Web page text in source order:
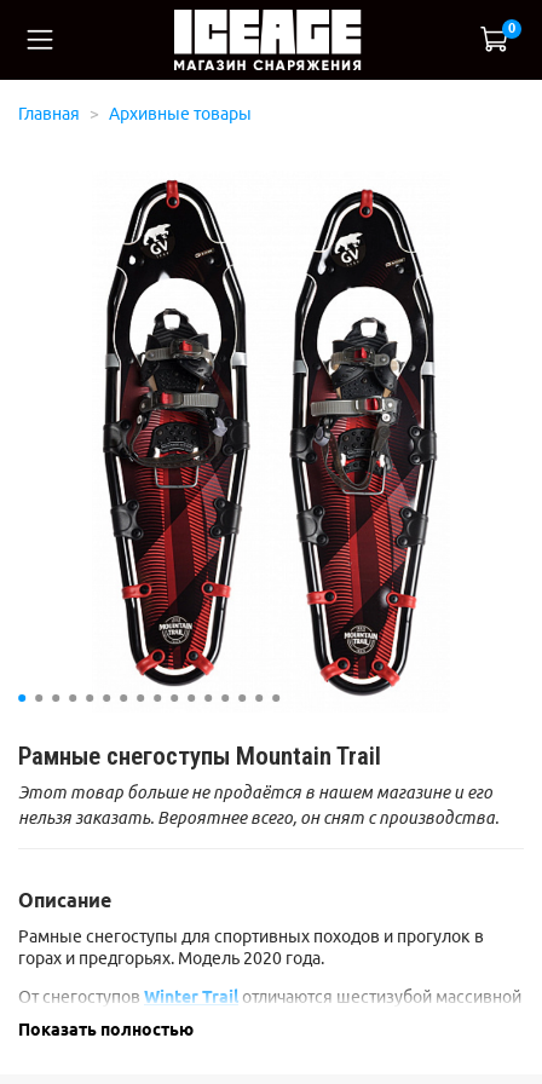
0
Главная Архивные товары
Рамные снегоступы Mountain Trail
Этот товар больше не продаётся в нашем магазине и его
нельзя заказать. Вероятнее всего, он снят с производства.
Описание
Рамные снегоступы для спортивных походов и прогулок в
горах и предгорьях. Модель 2020 года.
От снегоступов Winter Trail отличаются шестизубой массивной
ботинка (чтобы нога не съезжала вперед на затяжных спусках).
Показать полностью